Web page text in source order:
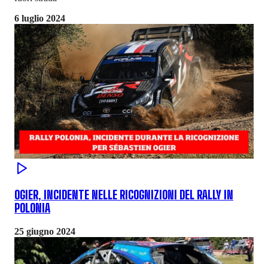
6 luglio 2024
OGIER, INCIDENTE NELLE RICOGNIZIONI DEL RALLY IN
POLONIA
25 giugno 2024